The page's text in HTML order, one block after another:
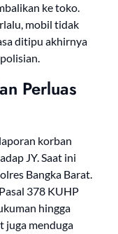
ke toko.
mobil tidak
ditipu akhirnya
Perluas
korban
JY. Saat ini
Bangka Barat.
378 KUHP
hingga
juga menduga